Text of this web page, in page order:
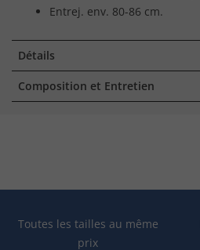
Entrej. env. 80-86 cm.
Détails
Composition et Entretien
Toutes les tailles au même
prix